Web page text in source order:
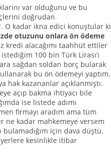
var olduğunu ve bu
doğrudan
kadar ikna edici konuştular ki
otuzunu onlara ön ödeme
kredi alacağımı taahhüt ettiler
100 bin Türk Lirası’ı
sağdan soldan borç bularak
bu ön ödemeyi yaptım.
hak kazananlar açıklanmıştı.
açıp bakma ihtiyacı bile
ise listede adımı
firmayı aradım ama tüm
ne kadar mahkemeye versem
için dava düştü.
kesinlikle itibar